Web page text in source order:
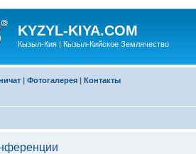
KYZYL-KIYA.COM
Кызыл-Кия | Кызыл-Кийское Землячество
| Фотогалерея | Контакты